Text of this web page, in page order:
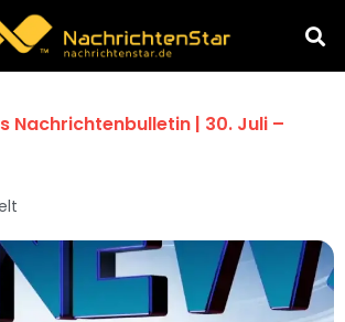
Nachrichtenbulletin | 30. Juli –